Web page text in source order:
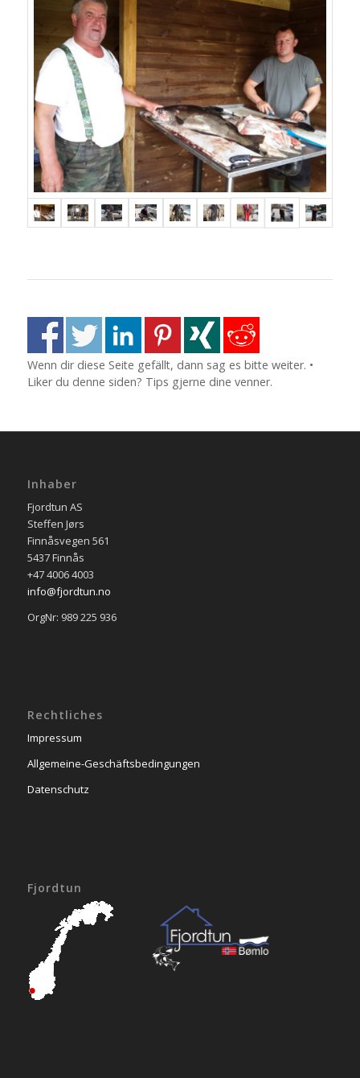
Wenn dir diese Seite gefällt, dann sag es bitte weiter. •
Liker du denne siden? Tips gjerne dine venner.
Inhaber
Fjordtun AS
Steffen Jørs
Finnåsvegen 561
5437 Finnås
+47 4006 4003
info@fjordtun.no
OrgNr: 989 225 936
Rechtliches
Impressum
Allgemeine-Geschäftsbedingungen
Datenschutz
Fjordtun